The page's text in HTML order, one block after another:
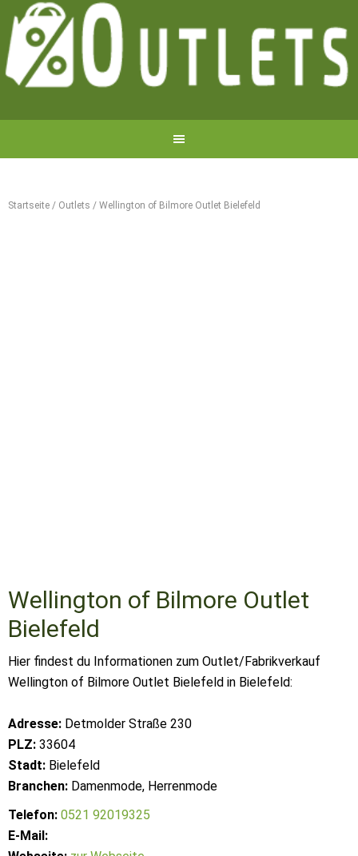
Startseite / Outlets / Wellington of Bilmore Outlet Bielefeld
Wellington of Bilmore Outlet
Bielefeld
Hier findest du Informationen zum Outlet/Fabrikverkauf
Wellington of Bilmore Outlet Bielefeld in Bielefeld:
Adresse: Detmolder Straße 230
PLZ: 33604
Stadt: Bielefeld
Branchen: Damenmode, Herrenmode
Telefon: 0521 92019325
E-Mail: